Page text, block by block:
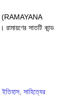
(RAMAYANA
সাতটি কান্ড
,সাহিত্যের